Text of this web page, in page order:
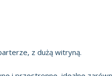
z dużą witryną.